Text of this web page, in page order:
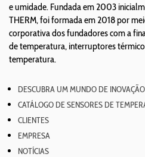
e umidade. Fundada em 2003
THERM, foi formada em 2018 por
corporativa dos fundadores com a
de temperatura, interruptores
temperatura.
DESCUBRA UM MUNDO DE INOVAÇÃO
CATÁLOGO DE SENSORES DE
CLIENTES
EMPRESA
NOTÍCIAS